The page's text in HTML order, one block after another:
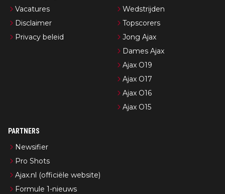
Vacatures
Disclaimer
Privacy beleid
Wedstrijden
Topscorers
Jong Ajax
Dames Ajax
Ajax O19
Ajax O17
Ajax O16
Ajax O15
PARTNERS
Newsifier
Pro Shots
Ajax.nl (officiële website)
Formule 1-nieuws